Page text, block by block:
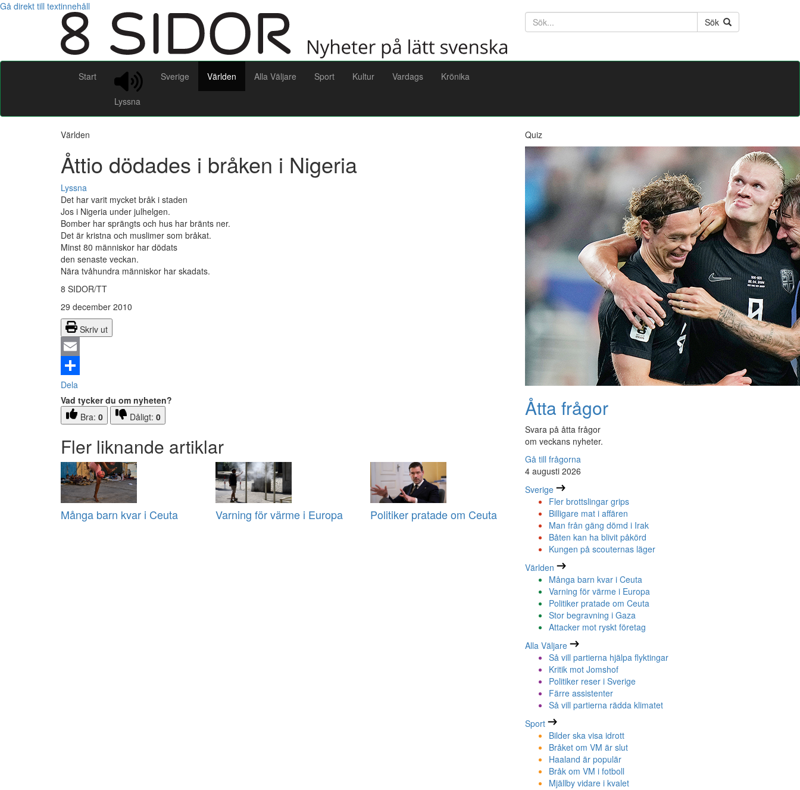
Gå direkt till textinnehåll
Söktext
Sök
Start
Lyssna
Sverige Världen Alla Väljare Sport Kultur Vardags Krönika
Världen
Åttio dödades i bråken i Nigeria
Lyssna
Det har varit mycket bråk i staden
Jos i Nigeria under julhelgen.
Bomber har sprängts och hus har bränts ner.
Det är kristna och muslimer som bråkat.
Minst 80 människor har dödats
den senaste veckan.
Nära tvåhundra människor har skadats.
8 SIDOR/TT
29 december 2010
Skriv ut
Email
Dela
Vad tycker du om nyheten?
Bra: 0 Dåligt: 0
Fler liknande artiklar
Många barn kvar i Ceuta Varning för värme i Europa Politiker pratade om Ceuta
Quiz
Åtta frågor
Svara på åtta frågor
om veckans nyheter.
Gå till frågorna
4 augusti 2026
Sverige
Fler brottslingar grips
Billigare mat i affären
Man från gäng dömd i Irak
Båten kan ha blivit påkörd
Kungen på scouternas läger
Världen
Många barn kvar i Ceuta
Varning för värme i Europa
Politiker pratade om Ceuta
Stor begravning i Gaza
Attacker mot ryskt företag
Alla Väljare
Så vill partierna hjälpa flyktingar
Kritik mot Jomshof
Politiker reser i Sverige
Färre assistenter
Så vill partierna rädda klimatet
Sport
Bilder ska visa idrott
Bråket om VM är slut
Haaland är populär
Bråk om VM i fotboll
Mjällby vidare i kvalet